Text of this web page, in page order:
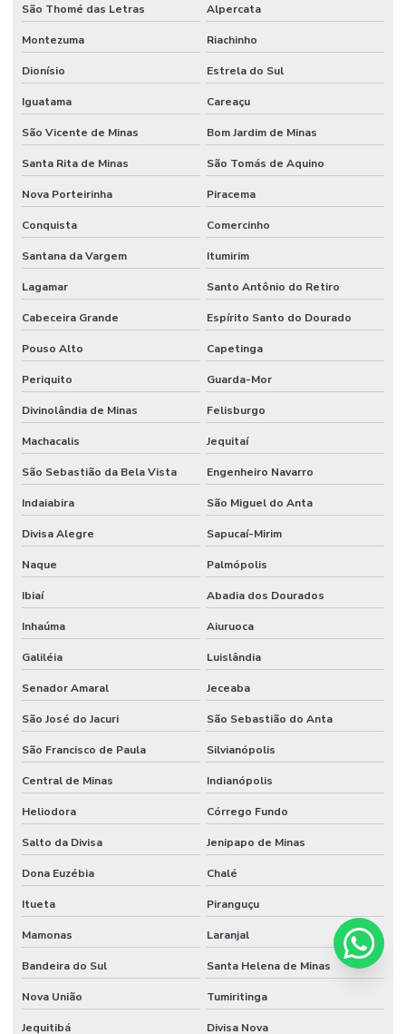
São Thomé das Letras Alpercata
Montezuma Riachinho
Dionísio Estrela do Sul
Iguatama Careaçu
São Vicente de Minas Bom Jardim de Minas
Santa Rita de Minas São Tomás de Aquino
Nova Porteirinha Piracema
Conquista Comercinho
Santana da Vargem Itumirim
Lagamar Santo Antônio do Retiro
Cabeceira Grande Espírito Santo do Dourado
Pouso Alto Capetinga
Periquito Guarda-Mor
Divinolândia de Minas Felisburgo
Machacalis Jequitaí
São Sebastião da Bela Vista Engenheiro Navarro
Indaiabira São Miguel do Anta
Divisa Alegre Sapucaí-Mirim
Naque Palmópolis
Ibiaí Abadia dos Dourados
Inhaúma Aiuruoca
Galiléia Luislândia
Senador Amaral Jeceaba
São José do Jacuri São Sebastião do Anta
São Francisco de Paula Silvianópolis
Central de Minas Indianópolis
Heliodora Córrego Fundo
Salto da Divisa Jenipapo de Minas
Dona Euzébia Chalé
Itueta Piranguçu
Mamonas Laranjal
Bandeira do Sul Santa Helena de Minas
Nova União Tumiritinga
Jequitibá Divisa Nova